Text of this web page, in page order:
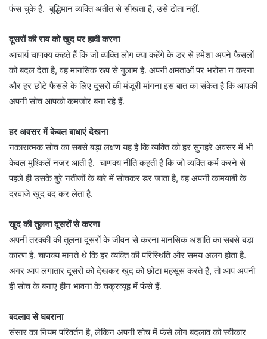
फंस चुके हैं. बुद्धिमान व्यक्ति अतीत से सीखता है, उसे ढोता नहीं.
दूसरों की राय को खुद पर हावी करना
आचार्य चाणक्य कहते हैं कि जो व्यक्ति लोग क्या कहेंगे के डर से हमेशा अपने फैसलों
को बदल देता है, वह मानसिक रूप से गुलाम है. अपनी क्षमताओं पर भरोसा न करना
और हर छोटे फैसले के लिए दूसरों की मंजूरी मांगना इस बात का संकेत है कि आपकी
अपनी सोच आपको कमजोर बना रहे हैं.
हर अवसर में केवल बाधाएं देखना
नकारात्मक सोच का सबसे बड़ा लक्षण यह है कि व्यक्ति को हर सुनहरे अवसर में भी
केवल मुश्किलें नजर आती हैं. चाणक्य नीति कहती है कि जो व्यक्ति कर्म करने से
पहले ही उसके बुरे नतीजों के बारे में सोचकर डर जाता है, वह अपनी कामयाबी के
दरवाजे खुद बंद कर लेता है.
खुद की तुलना दूसरों से करना
अपनी तरक्की की तुलना दूसरों के जीवन से करना मानसिक अशांति का सबसे बड़ा
कारण है. चाणक्य मानते थे कि हर व्यक्ति की परिस्थिति और समय अलग होता है.
अगर आप लगातार दूसरों को देखकर खुद को छोटा महसूस करते हैं, तो आप अपनी
ही सोच के बनाए हीन भावना के चक्रव्यूह में फंसे हैं.
बदलाव से घबराना
संसार का नियम परिवर्तन है, लेकिन अपनी सोच में फंसे लोग बदलाव को स्वीकार